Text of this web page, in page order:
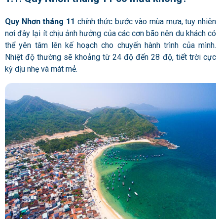
Quy Nhơn tháng 11 chính thức bước vào mùa mưa, tuy nhiên
nơi đây lại ít chịu ảnh hưởng của các cơn bão nên du khách có
thể yên tâm lên kế hoạch cho chuyến hành trình của mình.
Nhiệt độ thường sẽ khoảng từ 24 độ đến 28 độ, tiết trời cực
kỳ dịu nhẹ và mát mẻ.